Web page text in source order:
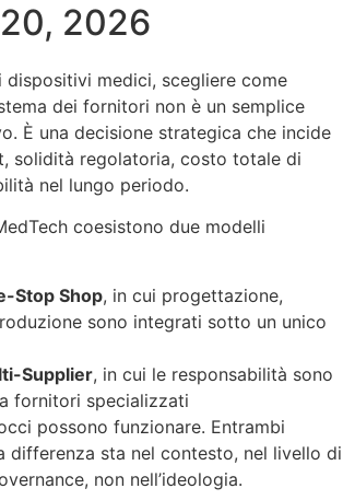
2026
dispositivi medici, scegliere come
dei fornitori non è un semplice
È una decisione strategica che incide
solidità regolatoria, costo totale di
nel lungo periodo.
coesistono due modelli
Stop Shop, in cui progettazione,
sono integrati sotto un unico
Supplier, in cui le responsabilità sono
fornitori specializzati
possono funzionare. Entrambi
differenza sta nel contesto, nel livello di
non nell’ideologia.